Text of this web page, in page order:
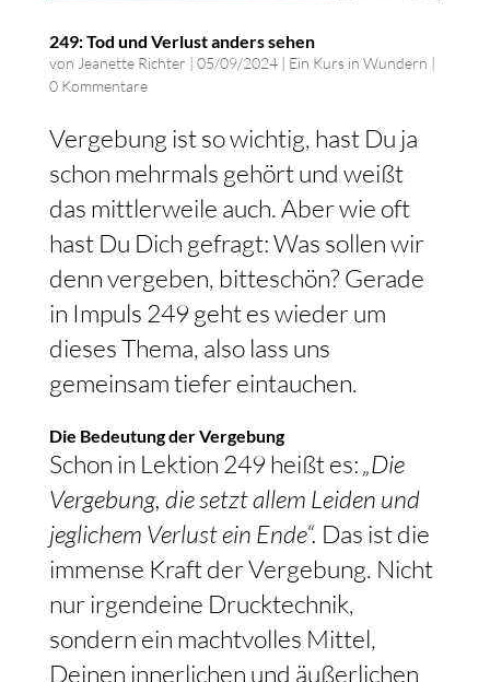
249: Tod und Verlust anders sehen
von Jeanette Richter | 05/09/2024| Ein Kurs in Wundern |
0 Kommentare
Vergebung ist so wichtig, hast Du ja
schon mehrmals gehört und weißt
das mittlerweile auch. Aber wie oft
hast Du Dich gefragt: Was sollen wir
denn vergeben, bitteschön? Gerade
in Impuls 249 geht es wieder um
dieses Thema, also lass uns
gemeinsam tiefer eintauchen.
Die Bedeutung der Vergebung
Schon in Lektion 249 heißt es: „Die
Vergebung, die setzt allem Leiden und
jeglichem Verlust ein Ende“. Das ist die
immense Kraft der Vergebung. Nicht
nur irgendeine Drucktechnik,
sondern ein machtvolles Mittel,
Deinen innerlichen und äußerlichen